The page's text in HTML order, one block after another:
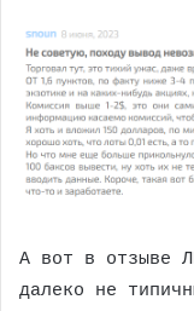
А вот в отзыве
далеко не